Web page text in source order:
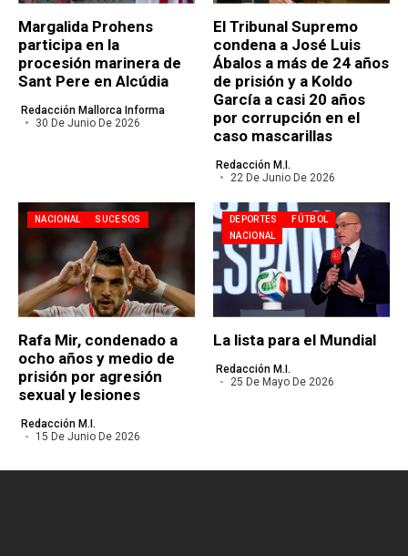
Margalida Prohens
participa en la
procesión marinera de
Sant Pere en Alcúdia
Redacción Mallorca Informa
30 De Junio De 2026
El Tribunal Supremo
condena a José Luis
Ábalos a más de 24 años
de prisión y a Koldo
García a casi 20 años
por corrupción en el
caso mascarillas
Redacción M.I.
22 De Junio De 2026
NACIONAL SUCESOS
Rafa Mir, condenado a
ocho años y medio de
prisión por agresión
sexual y lesiones
Redacción M.I.
15 De Junio De 2026
DEPORTES
FÚTBOL
NACIONAL
La lista para el Mundial
Redacción M.I.
25 De Mayo De 2026